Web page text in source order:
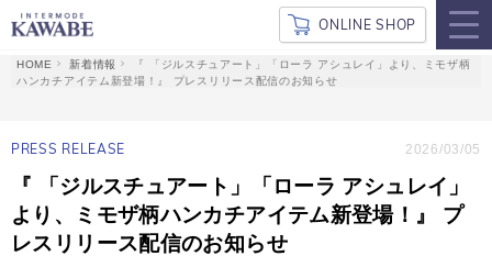
ONLINE SHOP
新着情報
『 「ジルスチュアート」「ローラ アシュレイ」より、ミモザ柄
ハンカチアイテム新登場！』 プレスリリース配信のお知らせ
PRESS RELEASE 2026/03/05
『 「ジルスチュアート」「ローラ アシュレイ」
より、ミモザ柄ハンカチアイテム新登場！』 プ
レスリリース配信のお知らせ